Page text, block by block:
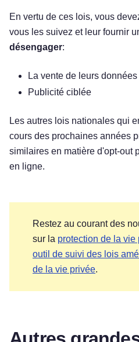
En vertu de ces lois, vous
vous les suivez et leur fournir
désengager:
La vente de leurs
Publicité ciblée
Les autres lois nationales qui
cours des prochaines années
similaires en matière d'opt-out
en ligne.
Restez au courant des
sur la protection de la vie
outil de suivi des lois
de la vie privée.